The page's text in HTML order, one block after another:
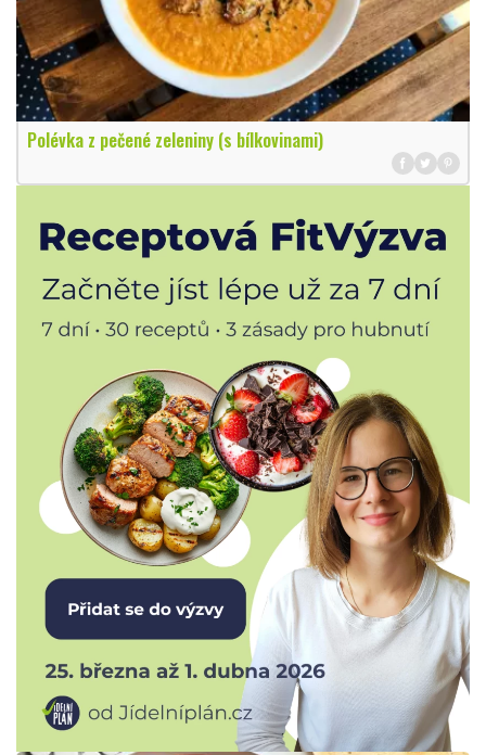
Polévka z pečené zeleniny (s bílkovinami)